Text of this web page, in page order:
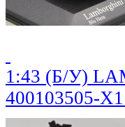
1:43 (Б/У)
400103505-